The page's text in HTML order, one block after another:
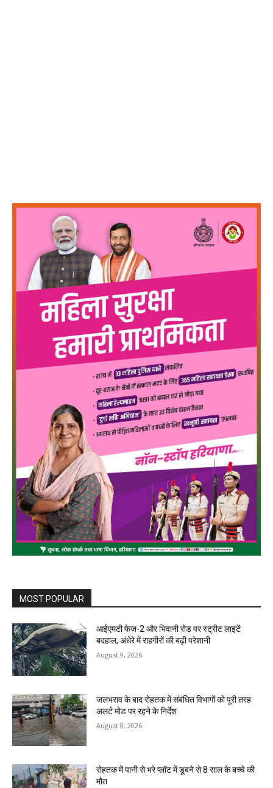
MOST POPULAR
आईएमटी फेज-2 और भिवानी रोड पर स्ट्रीट लाइटें
बदहाल, अंधेरे में राहगीरों की बढ़ी परेशानी
August 9, 2026
जलभराव के बाद रोहतक में संबंधित विभागों को पूरी तरह
अलर्ट मोड पर रहने के निर्देश
August 8, 2026
रोहतक में पानी से भरे प्लॉट में डूबने से 8 साल के बच्चे की
मौत